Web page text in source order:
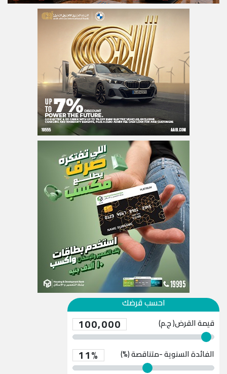
احسب قرضك
قيمة القرض( ج.م) 100,000
الفائدة السنوية -متناقصة (%) 11%